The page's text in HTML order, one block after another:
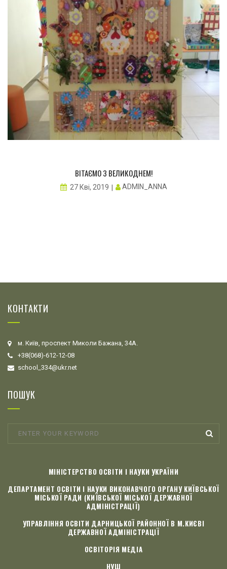
ВІТАЄМО З ВЕЛИКОДНЕМ!
27 Кві, 2019 ADMIN_ANNA
КОНТАКТИ
м. Київ, проспект Миколи Бажана, 34А.
+38(068)-612-12-08
school_334@ukr.net
ПОШУК
МІНІСТЕРСТВО ОСВІТИ І НАУКИ УКРАЇНИ
ДЕПАРТАМЕНТ ОСВІТИ І НАУКИ ВИКОНАВЧОГО ОРГАНУ КИЇВСЬКОЇ
МІСЬКОЇ РАДИ (КИЇВСЬКОЇ МІСЬКОЇ ДЕРЖАВНОЇ
АДМІНІСТРАЦІЇ)
УПРАВЛІННЯ ОСВІТИ ДАРНИЦЬКОЇ РАЙОННОЇ В М.КИЄВІ
ДЕРЖАВНОЇ АДМІНІСТРАЦІЇ
ОСВІТОРІЯ МЕДІА
НУШ